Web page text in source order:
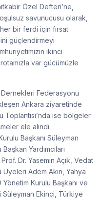
Özel Defteri’ne,
savunucusu olarak,
bir ferdi için fırsat
güçlendirmeyi
ikinci
var gücümüzle
Federasyonu
Ankara ziyaretinde
Toplantısı’nda ise bölgeler
ele alındı.
Başkanı Süleyman
Yardımcıları
Dr. Yasemin Açık, Vedat
Üyeleri Adem Akın, Yahya
Kurulu Başkanı ve
Süleyman Ekinci, Türkiye